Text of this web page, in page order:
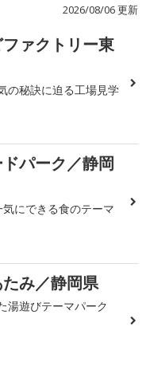
2026/08/06 更新
ァクトリー東
の秘訣に迫る工場見学
パーク／静岡
にできる食のテーマ
み／静岡県
湯遊びテーマパーク